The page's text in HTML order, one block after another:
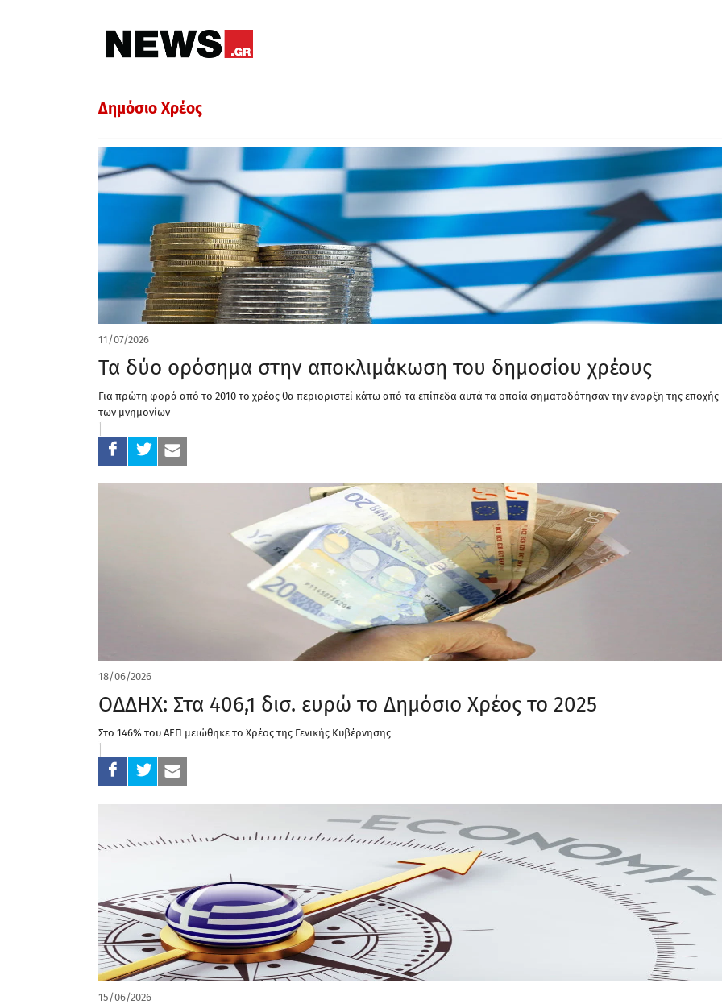
Δημόσιο Χρέος
11/07/2026
Τα δύο ορόσημα στην αποκλιμάκωση του δημοσίου χρέους
Για πρώτη φορά από το 2010 το χρέος θα περιοριστεί κάτω από τα επίπεδα αυτά τα οποία σηματοδότησαν την έναρξη της εποχής
των μνημονίων
18/06/2026
ΟΔΔΗΧ: Στα 406,1 δισ. ευρώ το Δημόσιο Χρέος το 2025
Στο 146% του ΑΕΠ μειώθηκε το Χρέος της Γενικής Κυβέρνησης
15/06/2026